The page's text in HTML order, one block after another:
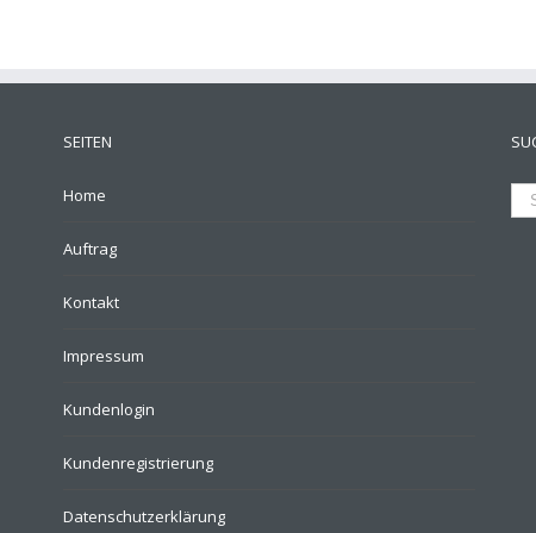
SEITEN
Home
Auftrag
Kontakt
Impressum
Kundenlogin
Kundenregistrierung
Datenschutzerklärung